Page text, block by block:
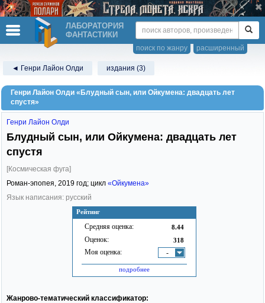
ЛАБОРАТОРИЯ
ФАНТАСТИКИ
расширенный
поиск по жанру
◄ Генри Лайон Олди издания (3)
Генри Лайон Олди «Блудный сын, или Ойкумена: двадцать лет
спустя»
Рейтинг
Средняя оценка: 8.44
Оценок: 318
Моя оценка: -
подробнее
Генри Лайон Олди
Блудный сын, или Ойкумена: двадцать лет
спустя
[Космическая фуга]
Роман-эпопея, 2019 год; цикл «Ойкумена»
Язык написания: русский
Жанрово-тематический классификатор: